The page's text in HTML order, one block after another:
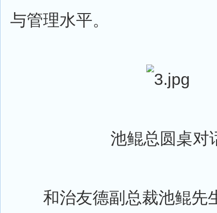
与管理水平。
池鲲总圆桌对
和治友德副总裁池鲲先